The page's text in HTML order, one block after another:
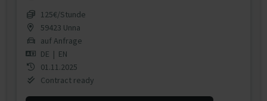
125€/Stunde
59423 Unna
auf Anfrage
DE | EN
01.11.2025
Contract ready